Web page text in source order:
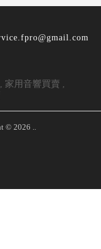
家用音響買賣
© 2026 ..